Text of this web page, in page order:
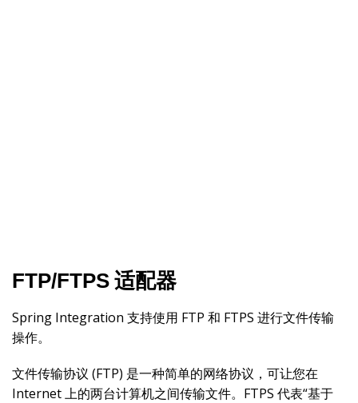
FTP/FTPS 适配器
Spring Integration 支持使用 FTP 和 FTPS 进行文件传输
操作。
文件传输协议 (FTP) 是一种简单的网络协议，可让您在
Internet 上的两台计算机之间传输文件。FTPS 代表“基于